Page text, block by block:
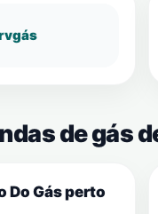
de gás
Do Gás perto